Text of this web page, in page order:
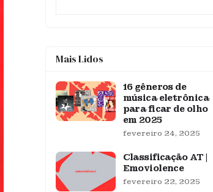
Mais Lidos
16 gêneros de
música eletrônica
para ficar de olho
em 2025
fevereiro 24, 2025
Classificação AT |
Emoviolence
fevereiro 22, 2025